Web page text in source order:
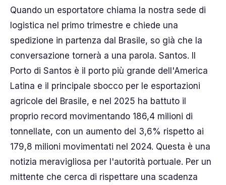
Quando un esportatore chiama la nostra sede di
logistica nel primo trimestre e chiede una
spedizione in partenza dal Brasile, so già che la
conversazione tornerà a una parola. Santos. Il
Porto di Santos è il porto più grande dell'America
Latina e il principale sbocco per le esportazioni
agricole del Brasile, e nel 2025 ha battuto il
proprio record movimentando 186,4 milioni di
tonnellate, con un aumento del 3,6% rispetto ai
179,8 milioni movimentati nel 2024. Questa è una
notizia meravigliosa per l'autorità portuale. Per un
mittente che cerca di rispettare una scadenza